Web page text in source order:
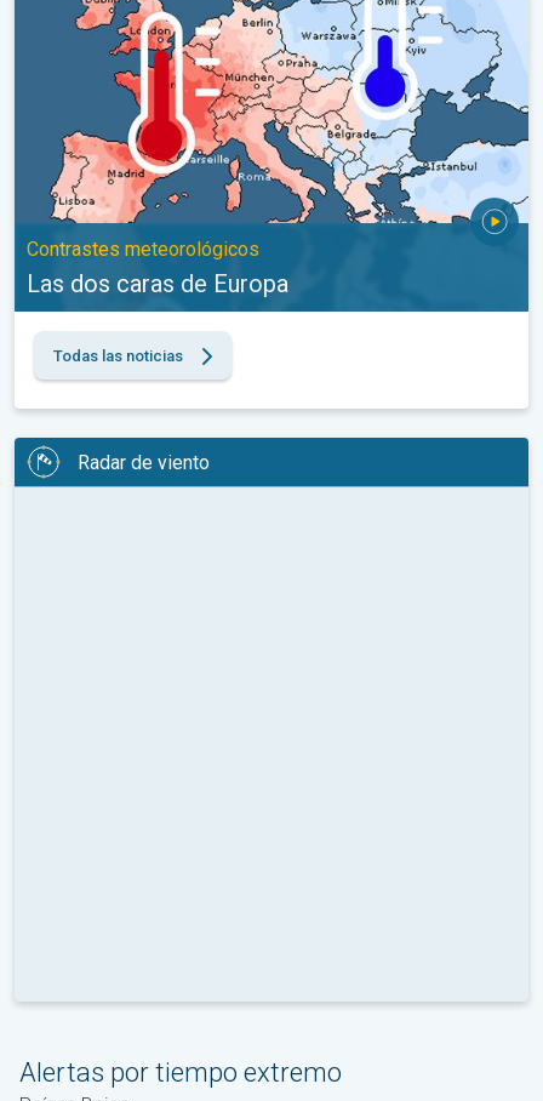
Contrastes meteorológicos
Las dos caras de Europa
Todas las noticias
Radar de viento
Alertas por tiempo extremo